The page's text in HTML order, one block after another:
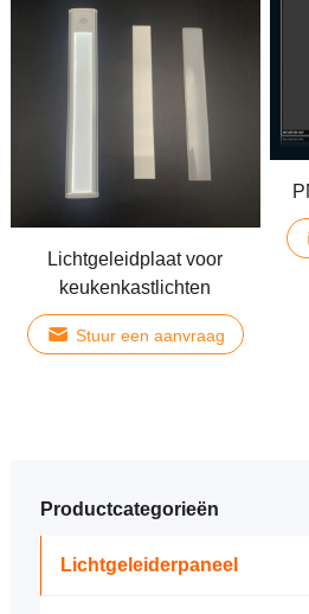
Lichtgeleidplaat voor
keukenkastlichten
Stuur een aanvraag
Productcategorieën
Lichtgeleiderpaneel